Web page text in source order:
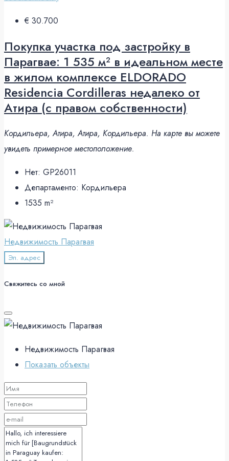
€ 30.700
Покупка участка под застройку в
Парагвае: 1 535 м² в идеальном месте
в жилом комплексе ELDORADO
Residencia Cordilleras недалеко от
Атира (с правом собственности)
Кордильера, Атира, Атира, Кордильера. На карте вы можете
увидеть примерное местоположение.
Нет: GP26011
Департаменто: Кордильера
1535 m²
Недвижимость Парагвая
Эл. адрес
Свяжитесь со мной
Недвижимость Парагвая
Показать объекты